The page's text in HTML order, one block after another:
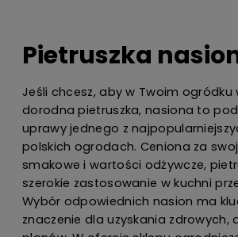
Pietruszka
Jeśli chcesz, aby w Twoim ogródku
dorodna pietruszka, nasiona to
uprawy jednego z
polskich ogrodach. Ceniona za
smakowe i wartości odżywcze,
szerokie zastosowanie w kuchni
Wybór odpowiednich nasion ma
znaczenie dla uzyskania zdrowych,